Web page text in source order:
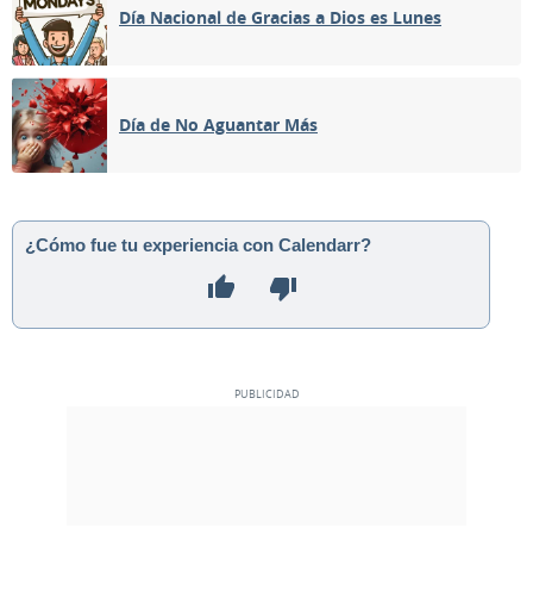
Día Nacional de Gracias a Dios es Lunes
Día de No Aguantar Más
¿Cómo fue tu experiencia con Calendarr?